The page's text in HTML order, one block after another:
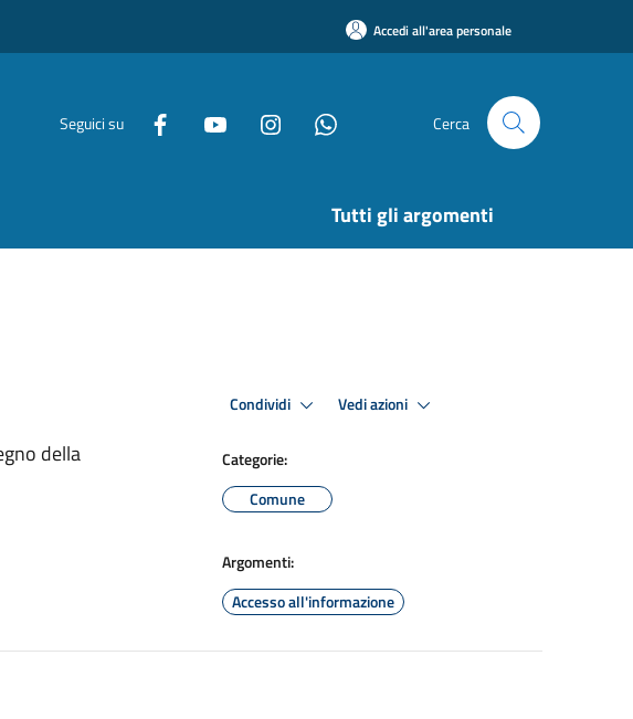
Accedi all'area personale
Seguici su Cerca
Tutti gli argomenti
della
Condividi Vedi azioni
Categorie:
Comune
Argomenti:
Accesso all'informazione